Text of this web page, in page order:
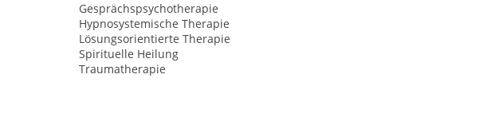
Gesprächspsychotherapie
Hypnosystemische Therapie
Lösungsorientierte Therapie
Spirituelle Heilung
Traumatherapie